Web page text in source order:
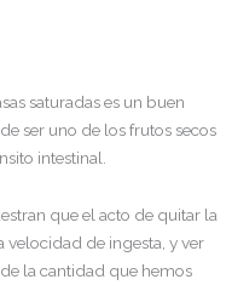
saturadas es un buen
ser uno de los frutos secos
intestinal.
que el acto de quitar la
velocidad de ingesta, y ver
de la cantidad que hemos